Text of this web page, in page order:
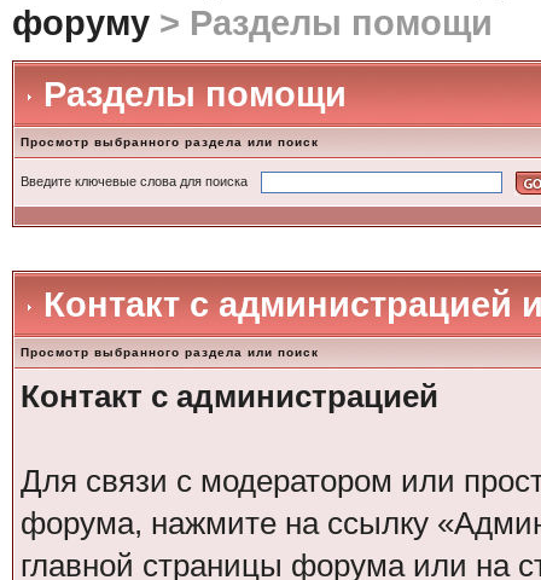
форуму> Разделы помощи
Разделы помощи
Просмотр выбранного раздела или поиск
Введите ключевые слова для поиска
Контакт с администрацией
Просмотр выбранного раздела или поиск
Контакт с администрацией
Для связи с модератором или
форума, нажмите на ссылку
главной страницы форума или на